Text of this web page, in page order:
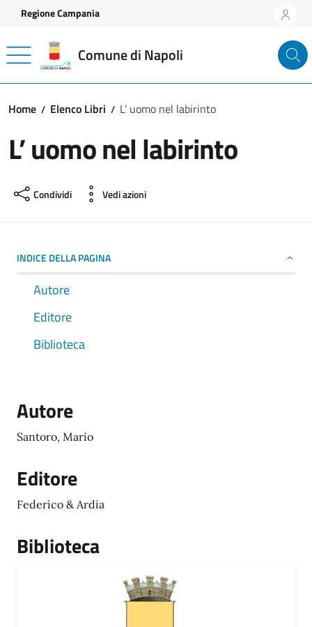
Vai ai contenuti
Vai al footer
Regione Campania
Comune di Napoli
Home Elenco Libri L’ uomo nel labirinto
L’ uomo nel labirinto
Condividi Vedi azioni
INDICE DELLA PAGINA
Autore
Editore
Biblioteca
Autore
Santoro, Mario
Editore
Federico & Ardia
Biblioteca